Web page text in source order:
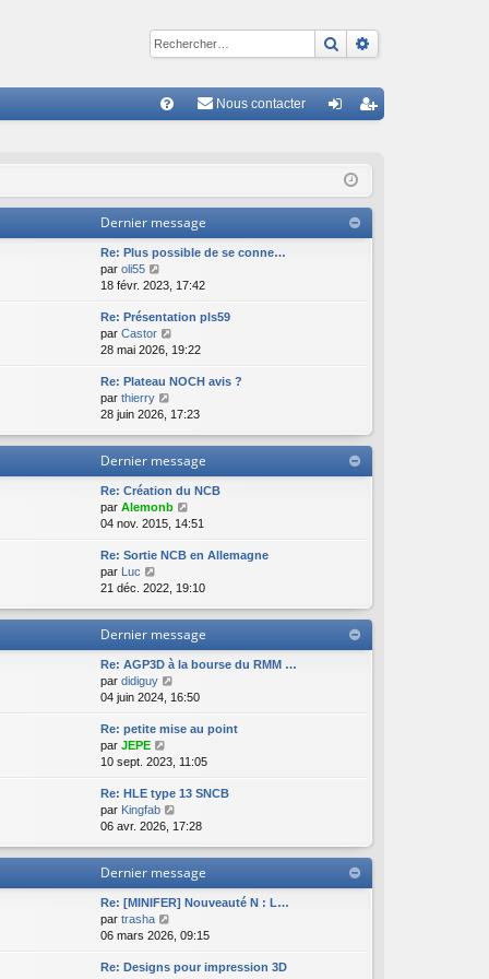
Rechercher
R
Nous contacter
on
cri
on
Dernier message
Re: Plus possible de se conne…
par oli55
o
n
s
u
l
t
e
r
l
d
e
r
n
i
e
m
s
s
e
18 févr. 2023, 17:42
Re: Présentation pls59
par Castor
o
n
s
l
e
r
l
e
d
e
n
e
r
e
s
a
e
28 mai 2026, 19:22
Re: Plateau NOCH avis ?
par thierry
o
s
u
l
t
e
r
l
e
e
r
i
e
r
m
s
a
e
28 juin 2026, 17:23
Dernier message
Re: Création du NCB
par Alemonb
o
n
s
l
e
r
l
e
e
n
e
m
s
s
g
e
04 nov. 2015, 14:51
Re: Sortie NCB en Allemagne
par Luc
o
s
u
l
t
e
r
l
e
d
e
n
i
e
r
e
s
s
a
e
21 déc. 2022, 19:10
Dernier message
Re: AGP3D à la bourse du RMM …
par didiguy
o
n
s
t
e
r
l
d
e
r
n
e
m
04 juin 2024, 16:50
Re: petite mise au point
par JEPE
o
n
s
u
e
r
l
e
d
e
n
10 sept. 2023, 11:05
Re: HLE type 13 SNCB
par Kingfab
o
s
u
l
t
r
l
e
06 avr. 2026, 17:28
Dernier message
Re: [MINIFER] Nouveauté N : L…
par trasha
o
n
s
06 mars 2026, 09:15
Re: Designs pour impression 3D